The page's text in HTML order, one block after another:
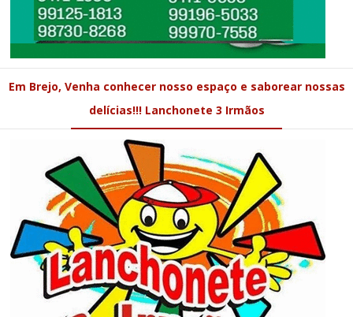
Em Brejo, Venha conhecer nosso espaço e saborear nossas
delícias!!! Lanchonete 3 Irmãos